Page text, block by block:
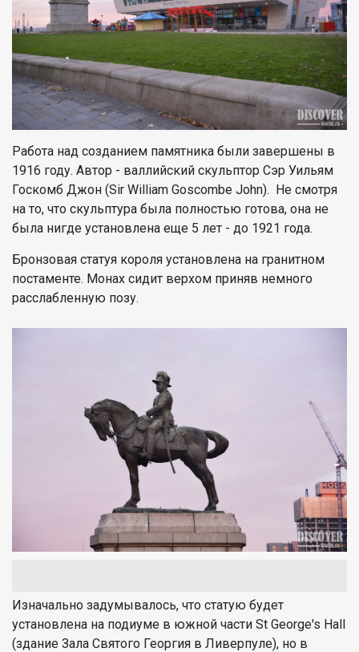
Работа над созданием памятника были завершены в
1916 году. Автор - валлийский скульптор Сэр Уильям
Госкомб Джон (Sir William Goscombe John). Не смотря
на то, что скульптура была полностью готова, она не
была нигде установлена еще 5 лет - до 1921 года.
Бронзовая статуя короля установлена на гранитном
постаменте. Монах сидит верхом приняв немного
расслабленную позу.
Изначально задумывалось, что статую будет
установлена на подиуме в южной части St George's Hall
(здание Зала Святого Георгия в Ливерпуле), но в